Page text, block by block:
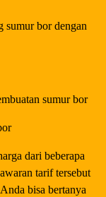
sumur bor dengan
sumur bor
dari beberapa
tarif tersebut
bisa bertanya